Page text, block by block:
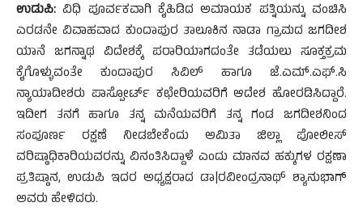
ಉಡುಪಿ: ವಿಧಿ ಪೂರ್ವಕವಾಗಿ ಕೈಹಿಡಿದ ಅಮಾಯಕ ಪತ್ನಿಯನ್ನು ವಂಚಿಸಿ
ಎರಡನೇ ವಿವಾಹವಾದ ಕುಂದಾಪುರ ತಾಲೂಕಿನ ನಾಡಾ ಗ್ರಾಮದ ಜಗದೀಶ
ಯಾನೆ ಜಗನ್ನಾಥ ವಿದೇಶಕ್ಕೆ ಪರಾರಿಯಾಗದಂತೇ ತಡೆಯಲು ಸೂಕ್ತಕ್ರಮ
ಕೈಗೊಳ್ಳುವಂತೇ ಕುಂದಾಪುರ ಸಿವಿಲ್ ಹಾಗೂ ಜೆ.ಎಮ್.ಎಫ್.ಸಿ
ನ್ಯಾಯಾದೀಶರು ಪಾಸ್ಪೋರ್ಟ್ ಕಛೇರಿಯವರಿಗೆ ಆದೇಶ ಹೋರಡಿಸಿದ್ದಾರೆ.
ಇದೀಗ ತನಗೆ ಹಾಗೂ ತನ್ನ ಮನೆಯವರಿಗೆ ತನ್ನ ಗಂಡ ಜಗದೀಶನಿಂದ
ಸಂಪೂರ್ಣ ರಕ್ಷಣೆ ನೀಡಬೇಕೆಂದು ಅಮಿತಾ ಜಿಲ್ಲಾ ಪೋಲೀಸ್
ವರಿಷ್ಠಾಧಿಕಾರಿಯವರನ್ನು ವಿನಂತಿಸಿದ್ದಾಳೆ ಎಂದು ಮಾನವ ಹಕ್ಕುಗಳ ರಕ್ಷಣಾ
ಪ್ರತಿಷ್ಠಾನ, ಉಡುಪಿ ಇದರ ಅಧ್ಯಕ್ಷರಾದ ಡಾ|ರವೀಂದ್ರನಾಥ್ ಶ್ಯಾನುಭಾಗ್
ಅವರು ಹೇಳಿದರು.